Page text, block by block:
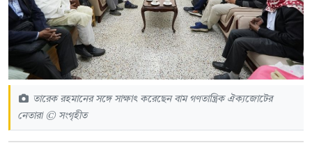
তারেক রহমানের সঙ্গে সাক্ষাৎ করেছেন বাম গণতান্ত্রিক ঐক্যজোটের
নেতারা © সংগৃহীত